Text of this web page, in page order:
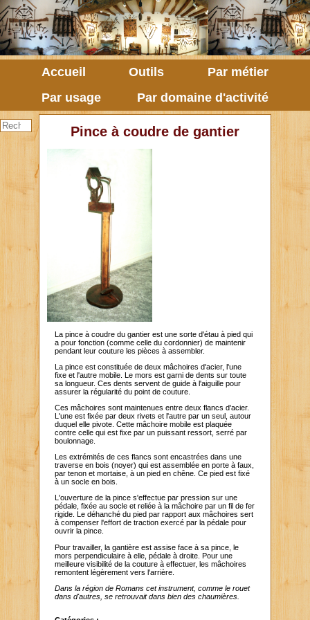
Accueil Outils
Par métier
Par usage
Par domaine d'activité
Pince à coudre de gantier
La pince à coudre du gantier est une sorte d'étau à pied qui
a pour fonction (comme celle du cordonnier) de maintenir
pendant leur couture les pièces à assembler.
La pince est constituée de deux mâchoires d'acier, l'une
fixe et l'autre mobile. Le mors est garni de dents sur toute
sa longueur. Ces dents servent de guide à l'aiguille pour
assurer la régularité du point de couture.
Ces mâchoires sont maintenues entre deux flancs d'acier.
L'une est fixée par deux rivets et l'autre par un seul, autour
duquel elle pivote. Cette mâchoire mobile est plaquée
contre celle qui est fixe par un puissant ressort, serré par
boulonnage.
Les extrémités de ces flancs sont encastrées dans une
traverse en bois (noyer) qui est assemblée en porte à faux,
par tenon et mortaise, à un pied en chêne. Ce pied est fixé
à un socle en bois.
L'ouverture de la pince s'effectue par pression sur une
pédale, fixée au socle et reliée à la mâchoire par un fil de fer
rigide. Le déhanché du pied par rapport aux mâchoires sert
à compenser l'effort de traction exercé par la pédale pour
ouvrir la pince.
Pour travailler, la gantière est assise face à sa pince, le
mors perpendiculaire à elle, pédale à droite. Pour une
meilleure visibilité de la couture à effectuer, les mâchoires
remontent légèrement vers l'arrière.
Dans la région de Romans cet instrument, comme le rouet
dans d'autres, se retrouvait dans bien des chaumières.